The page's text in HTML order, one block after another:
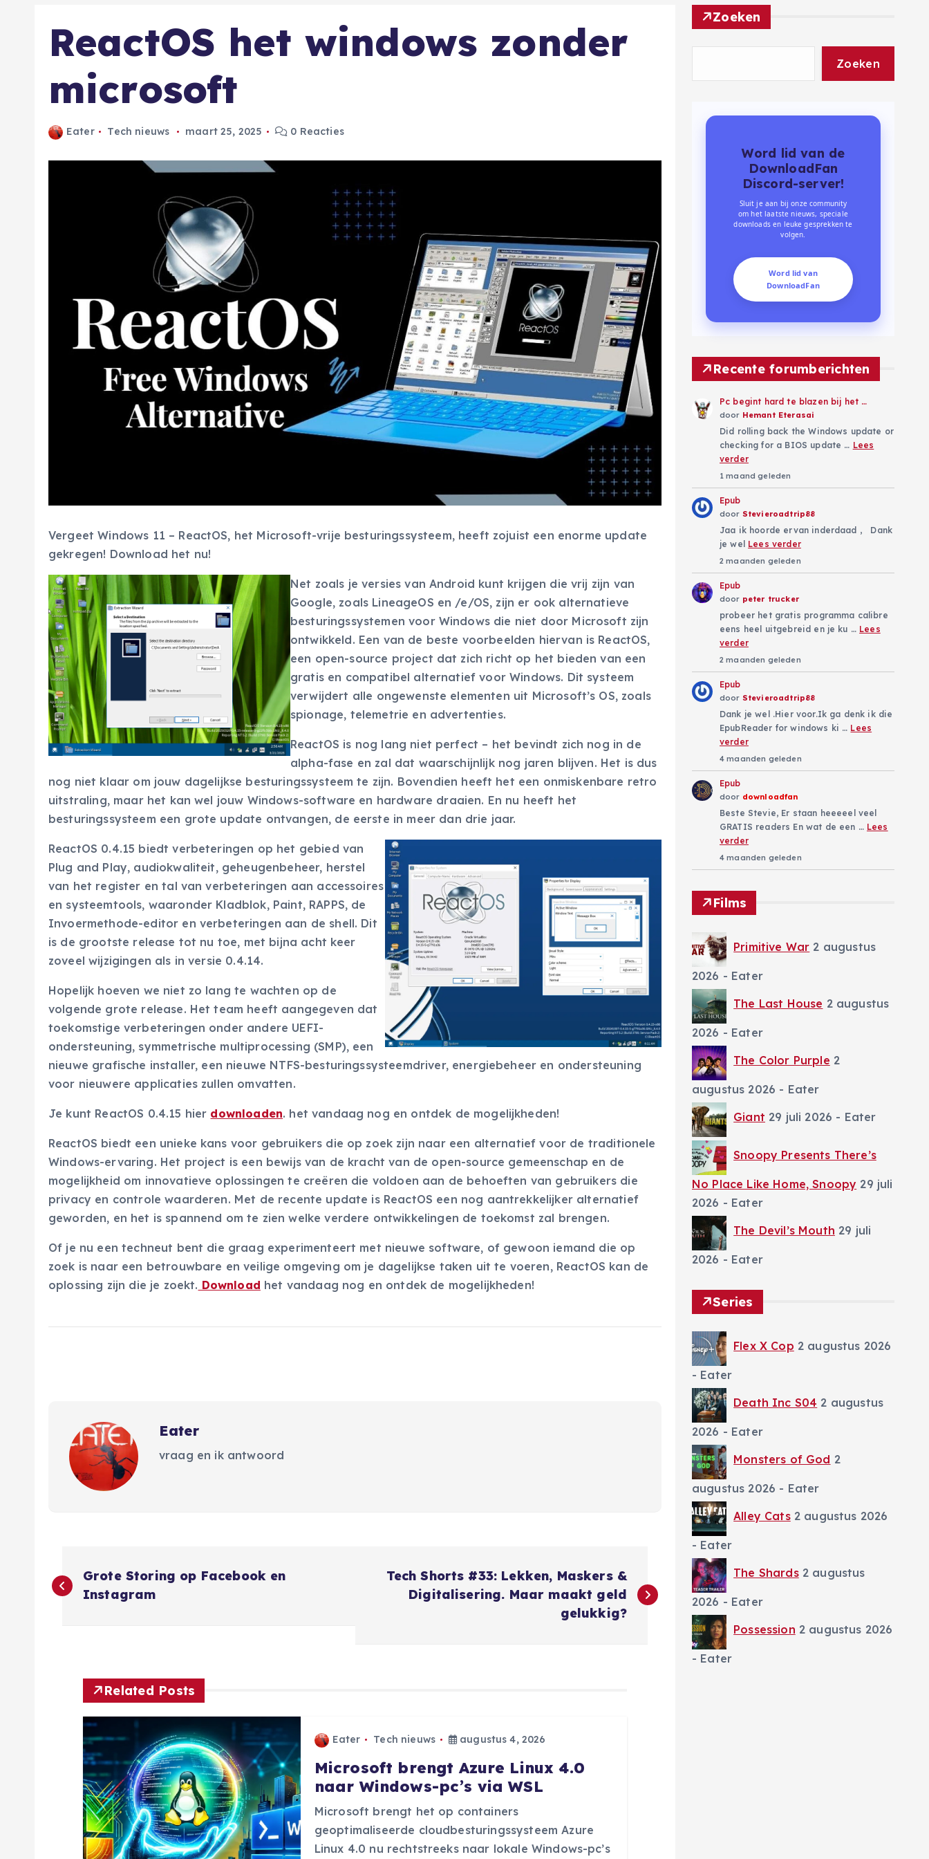
ReactOS het windows zonder
microsoft
Eater Tech nieuws maart 25, 2025 0 Reacties
Vergeet Windows 11 – ReactOS, het Microsoft-vrije besturingssysteem, heeft zojuist een enorme update
gekregen! Download het nu!
Net zoals je versies van Android kunt krijgen die vrij zijn van
Google, zoals LineageOS en /e/OS, zijn er ook alternatieve
besturingssystemen voor Windows die niet door Microsoft zijn
ontwikkeld. Een van de beste voorbeelden hiervan is ReactOS,
een open-source project dat zich richt op het bieden van een
gratis en compatibel alternatief voor Windows. Dit systeem
verwijdert alle ongewenste elementen uit Microsoft’s OS, zoals
spionage, telemetrie en advertenties.
ReactOS is nog lang niet perfect – het bevindt zich nog in de
alpha-fase en zal dat waarschijnlijk nog jaren blijven. Het is dus
nog niet klaar om jouw dagelijkse besturingssysteem te zijn. Bovendien heeft het een onmiskenbare retro
uitstraling, maar het kan wel jouw Windows-software en hardware draaien. En nu heeft het
besturingssysteem een grote update ontvangen, de eerste in meer dan drie jaar.
ReactOS 0.4.15 biedt verbeteringen op het gebied van
Plug and Play, audiokwaliteit, geheugenbeheer, herstel
van het register en tal van verbeteringen aan accessoires
en systeemtools, waaronder Kladblok, Paint, RAPPS, de
Invoermethode-editor en verbeteringen aan de shell. Dit
is de grootste release tot nu toe, met bijna acht keer
zoveel wijzigingen als in versie 0.4.14.
Hopelijk hoeven we niet zo lang te wachten op de
volgende grote release. Het team heeft aangegeven dat
toekomstige verbeteringen onder andere UEFI-
ondersteuning, symmetrische multiprocessing (SMP), een
nieuwe grafische installer, een nieuwe NTFS-besturingssysteemdriver, energiebeheer en ondersteuning
voor nieuwere applicaties zullen omvatten.
Je kunt ReactOS 0.4.15 hier downloaden. het vandaag nog en ontdek de mogelijkheden!
ReactOS biedt een unieke kans voor gebruikers die op zoek zijn naar een alternatief voor de traditionele
Windows-ervaring. Het project is een bewijs van de kracht van de open-source gemeenschap en de
mogelijkheid om innovatieve oplossingen te creëren die voldoen aan de behoeften van gebruikers die
privacy en controle waarderen. Met de recente update is ReactOS een nog aantrekkelijker alternatief
geworden, en het is spannend om te zien welke verdere ontwikkelingen de toekomst zal brengen.
Of je nu een techneut bent die graag experimenteert met nieuwe software, of gewoon iemand die op
zoek is naar een betrouwbare en veilige omgeving om je dagelijkse taken uit te voeren, ReactOS kan de
oplossing zijn die je zoekt. Download het vandaag nog en ontdek de mogelijkheden!
Eater
vraag en ik antwoord
B
e
Grote Storing op Facebook en
Instagram
Tech Shorts #33: Lekken, Maskers &
Digitalisering. Maar maakt geld
gelukkig?
Related Posts
Eater Tech nieuws augustus 4, 2026
Microsoft brengt Azure Linux 4.0
naar Windows-pc’s via WSL
Microsoft brengt het op containers
geoptimaliseerde cloudbesturingssysteem Azure
Linux 4.0 nu rechtstreeks naar lokale Windows-pc’s
Zoeken
Zoeken
Word lid van de
DownloadFan
Discord-server!
Sluit je aan bij onze community
om het laatste nieuws, speciale
downloads en leuke gesprekken te
volgen.
Word lid van
DownloadFan
Recente forumberichten
Pc begint hard te blazen bij het …
door Hemant Eterasai
Did rolling back the Windows update or
checking for a BIOS update … Lees
verder
1 maand geleden
Epub
door Stevieroadtrip88
Jaa ik hoorde ervan inderdaad , Dank
je wel Lees verder
2 maanden geleden
Epub
door peter trucker
probeer het gratis programma calibre
eens heel uitgebreid en je ku … Lees
verder
2 maanden geleden
Epub
door Stevieroadtrip88
Dank je wel .Hier voor.Ik ga denk ik die
EpubReader for windows ki … Lees
verder
4 maanden geleden
Epub
door downloadfan
Beste Stevie, Er staan heeeeel veel
GRATIS readers En wat de een … Lees
verder
4 maanden geleden
Films
Primitive War 2 augustus
2026 - Eater
The Last House 2 augustus
2026 - Eater
The Color Purple 2
augustus 2026 - Eater
Giant 29 juli 2026 - Eater
Snoopy Presents There’s
No Place Like Home, Snoopy 29 juli
2026 - Eater
The Devil’s Mouth 29 juli
2026 - Eater
Series
Flex X Cop 2 augustus 2026
- Eater
Death Inc S04 2 augustus
2026 - Eater
Monsters of God 2
augustus 2026 - Eater
Alley Cats 2 augustus 2026
- Eater
The Shards 2 augustus
2026 - Eater
Possession 2 augustus 2026
- Eater